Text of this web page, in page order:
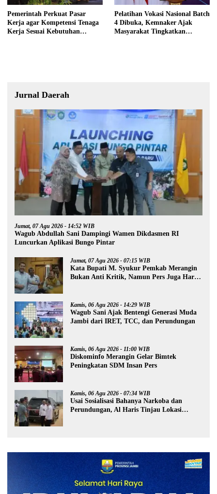
Pemerintah Perkuat Pasar
Kerja agar Kompetensi Tenaga
Kerja Sesuai Kebutuhan
Pelatihan Vokasi Nasional Batch
4 Dibuka, Kemnaker Ajak
Masyarakat Tingkatkan
Jurnal Daerah
Jumat, 07 Agu 2026 - 14:52 WIB
Wagub Abdullah Sani Dampingi Wamen Dikdasmen RI
Luncurkan Aplikasi Bungo Pintar
Jumat, 07 Agu 2026 - 07:15 WIB
Kata Bupati M. Syukur Pemkab Merangin
Bukan Anti Kritik, Namun Pers Juga Harus
Kamis, 06 Agu 2026 - 14:29 WIB
Wagub Sani Ajak Bentengi Generasi Muda
Jambi dari IRET, TCC, dan Perundungan
Kamis, 06 Agu 2026 - 11:00 WIB
Diskominfo Merangin Gelar Bimtek
Peningkatan SDM Insan Pers
Kamis, 06 Agu 2026 - 07:34 WIB
Usai Sosialisasi Bahanya Narkoba dan
Perundungan, Al Haris Tinjau Lokasi